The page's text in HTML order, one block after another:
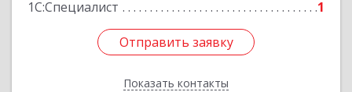
1С:Специалист
1
Отправить заявку
Показать контакты
Отправить заявку
Назад